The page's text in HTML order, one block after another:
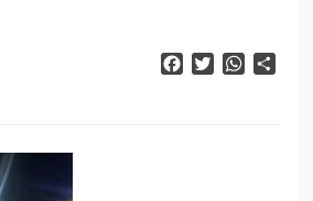
FacebookTwitter